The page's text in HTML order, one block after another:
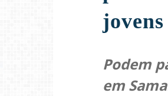
jovens
Podem
em